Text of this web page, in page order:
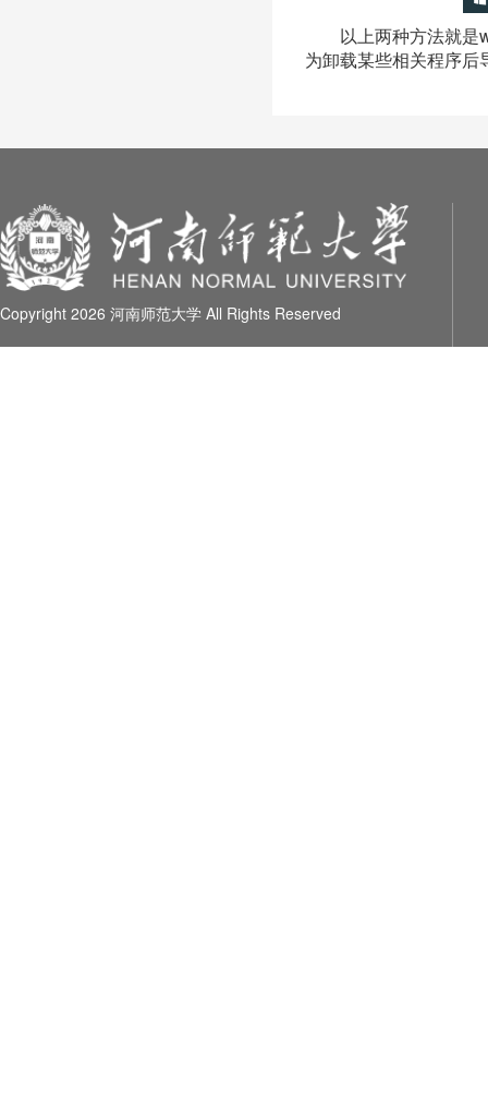
以上两种方法就是
为卸载某些相关程序
Copyright 2026 河南师范大学 All Rights Reserved